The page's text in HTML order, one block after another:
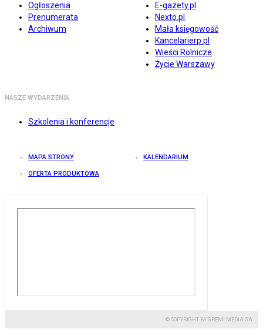
Ogłoszenia
Prenumerata
Archiwum
E-gazety.pl
Nexto.pl
Mała księgowość
Kancelarierp.pl
Wieści Rolnicze
Życie Warszawy
NASZE WYDARZENIA
Szkolenia i konferencje
MAPA STRONY KALENDARIUM
OFERTA PRODUKTOWA
© COPYRIGHT BY GREMI MEDIA SA